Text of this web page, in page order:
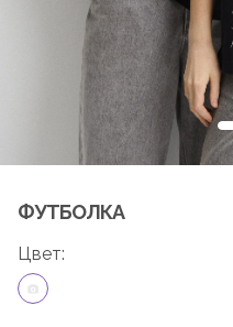
ФУТБОЛКА
Цвет: